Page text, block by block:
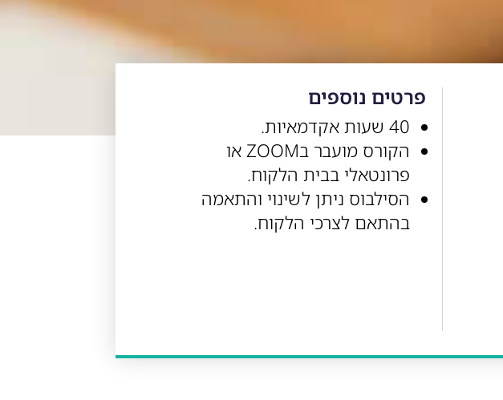
פרטים נוספים
40 שעות אקדמאיות.
הקורס מועבר בZOOM או
פרונטאלי בבית הלקוח.
הסילבוס ניתן לשינוי והתאמה
בהתאם לצרכי הלקוח.